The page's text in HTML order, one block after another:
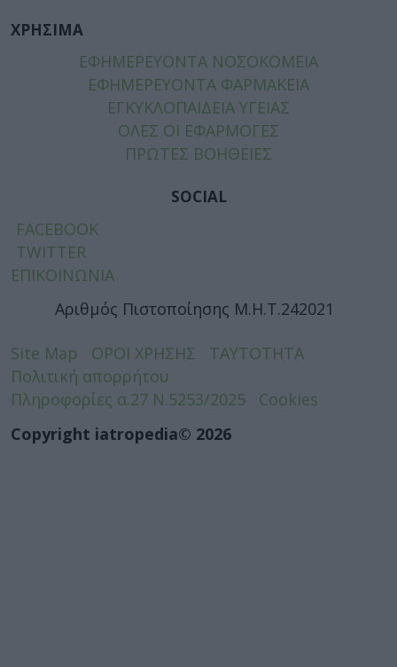
ΧΡΗΣΙΜΑ
ΕΦΗΜΕΡΕΥΟΝΤΑ ΝΟΣΟΚΟΜΕΙΑ
ΕΦΗΜΕΡΕΥΟΝΤΑ ΦΑΡΜΑΚΕΙΑ
ΕΓΚΥΚΛΟΠΑΙΔΕΙΑ ΥΓΕΙΑΣ
ΟΛΕΣ ΟΙ ΕΦΑΡΜΟΓΕΣ
ΠΡΩΤΕΣ ΒΟΗΘΕΙΕΣ
SOCIAL
FACEBOOK
TWITTER
ΕΠΙΚΟΙΝΩΝΙΑ
Αριθμός Πιστοποίησης Μ.Η.Τ.242021
Site Map ΟΡΟΙ ΧΡΗΣΗΣ
ΤΑΥΤΟΤΗΤΑ
Πολιτική απορρήτου
Πληροφορίες α.27 Ν.5253/2025
Cookies
Copyright iatropedia© 2026